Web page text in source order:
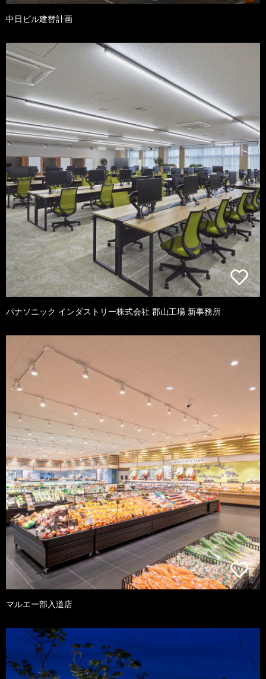
中日ビル建替計画
パナソニック インダストリー株式会社 郡山工場 新事務所
マルエー部入道店